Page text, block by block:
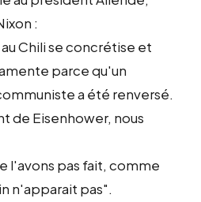
:
Chili se concrétise et
parce qu'un
a été renversé.
de Eisenhower, nous
l'avons pas fait, comme
n'apparait pas".